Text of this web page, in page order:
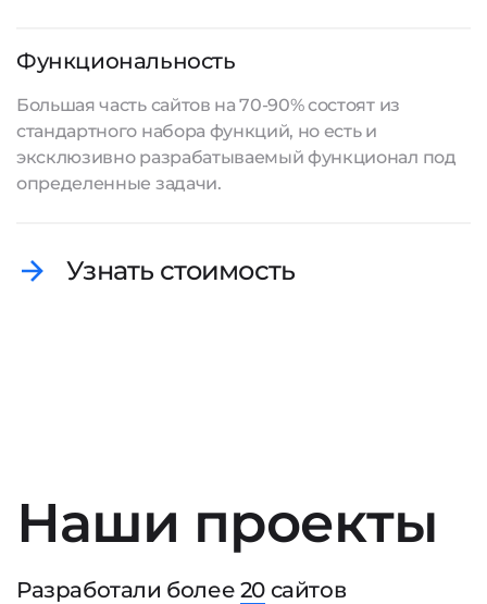
Функциональность
Большая часть сайтов на 70-90% состоят из
стандартного набора функций, но есть и
эксклюзивно разрабатываемый функционал под
определенные задачи.
Узнать стоимость
Наши проекты
Разработали более 20 сайтов